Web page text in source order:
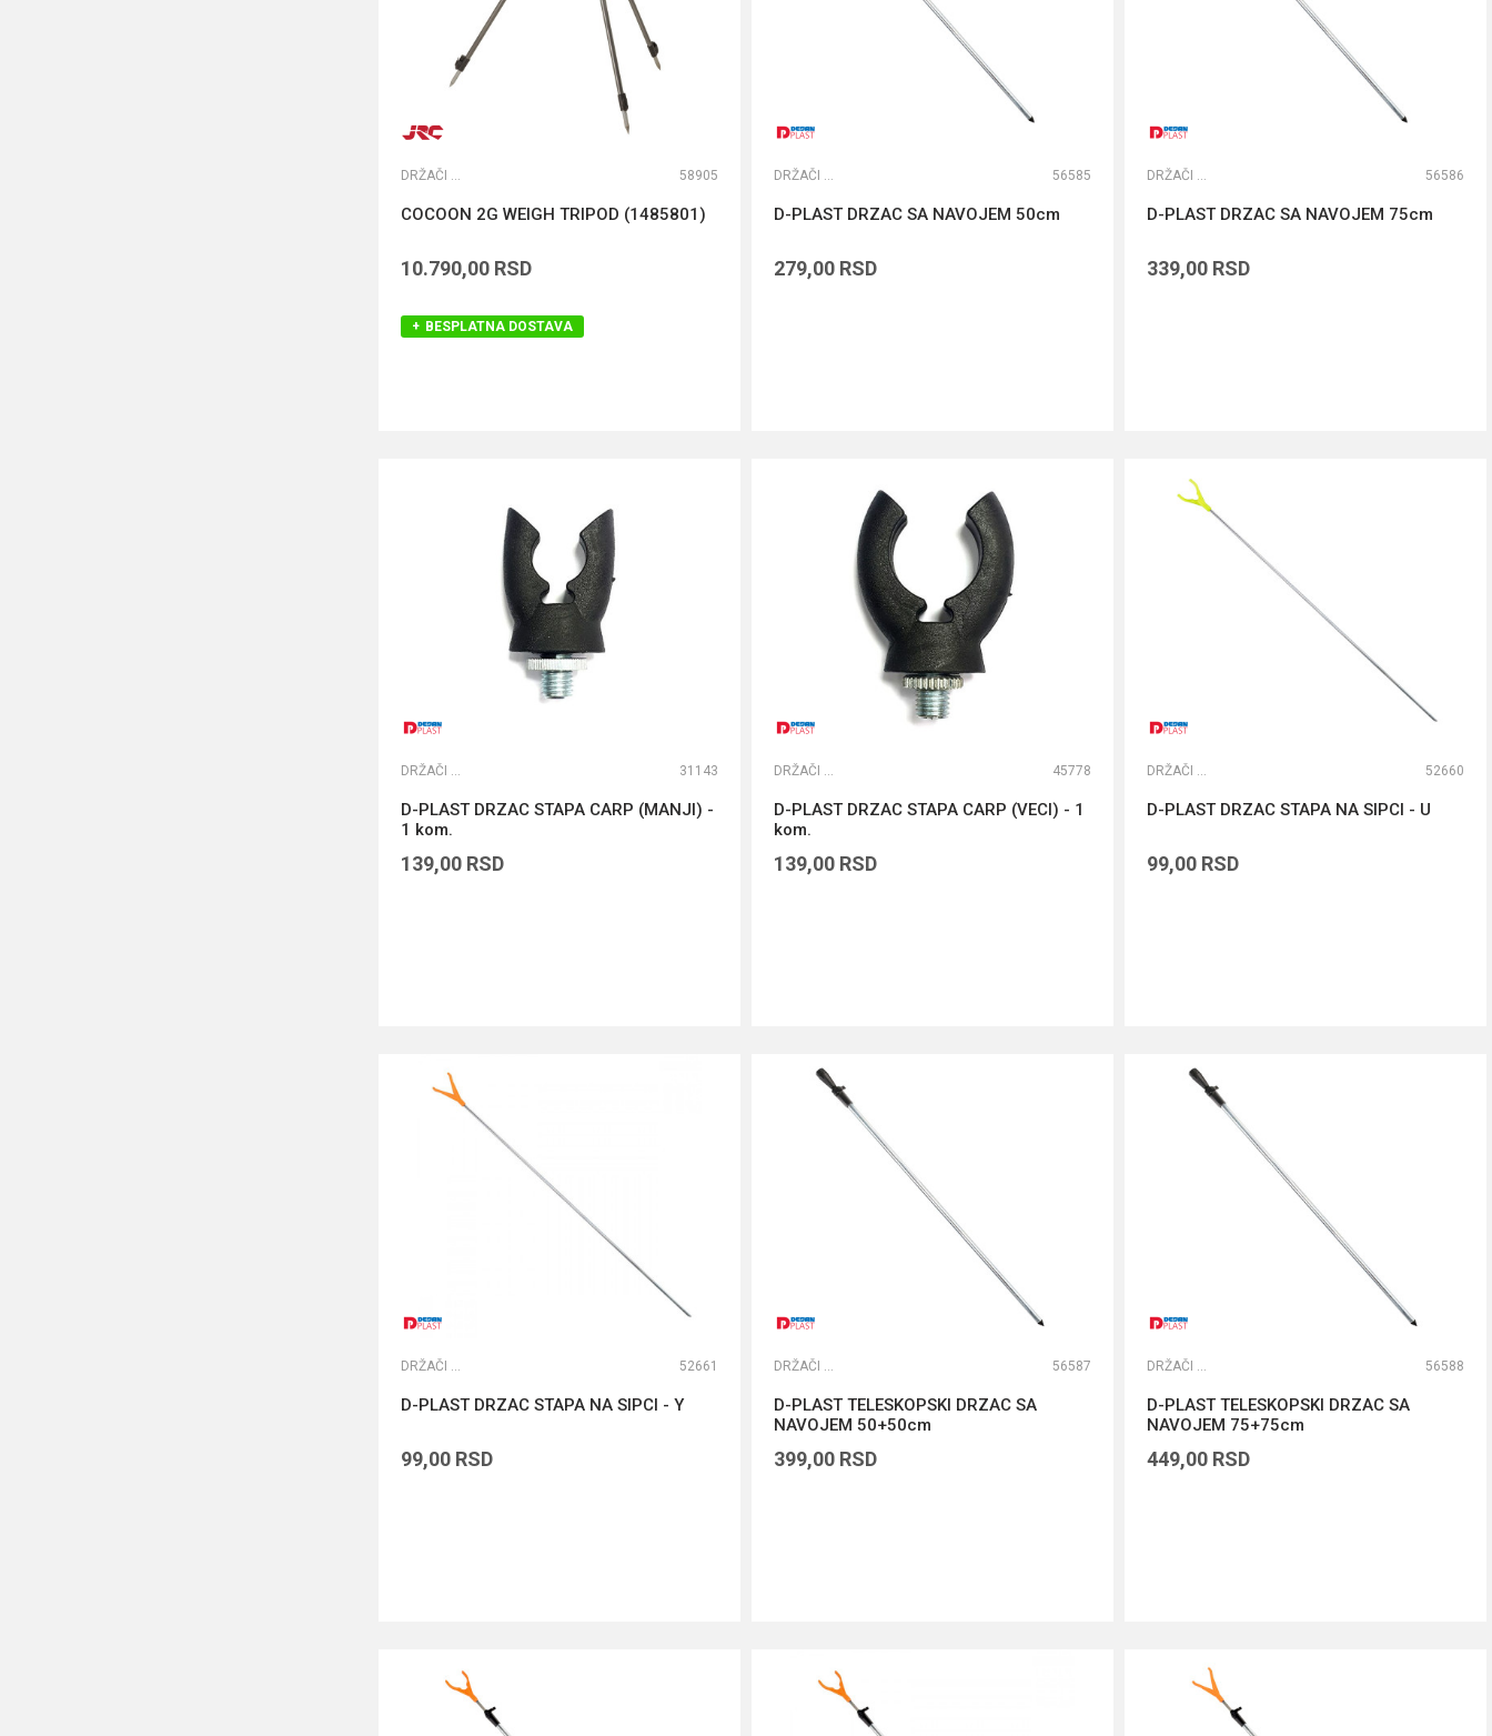
DRŽAČI ŠTAPOVA 58905
COCOON 2G WEIGH TRIPOD (1485801)
10.790,00 RSD
BESPLATNA DOSTAVA
DRŽAČI ŠTAPOVA 56585
D-PLAST DRZAC SA NAVOJEM 50cm
279,00 RSD
DRŽAČI ŠTAPOVA 56586
D-PLAST DRZAC SA NAVOJEM 75cm
339,00 RSD
DRŽAČI ŠTAPOVA 31143
D-PLAST DRZAC STAPA CARP (MANJI) -
1 kom.
139,00 RSD
DRŽAČI ŠTAPOVA 45778
D-PLAST DRZAC STAPA CARP (VECI) - 1
kom.
139,00 RSD
DRŽAČI ŠTAPOVA 52660
D-PLAST DRZAC STAPA NA SIPCI - U
99,00 RSD
DRŽAČI ŠTAPOVA 52661
D-PLAST DRZAC STAPA NA SIPCI - Y
99,00 RSD
DRŽAČI ŠTAPOVA 56587
D-PLAST TELESKOPSKI DRZAC SA
NAVOJEM 50+50cm
399,00 RSD
DRŽAČI ŠTAPOVA 56588
D-PLAST TELESKOPSKI DRZAC SA
NAVOJEM 75+75cm
449,00 RSD